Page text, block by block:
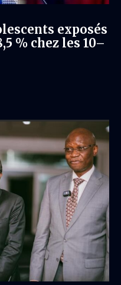
exposés
% chez les 10–